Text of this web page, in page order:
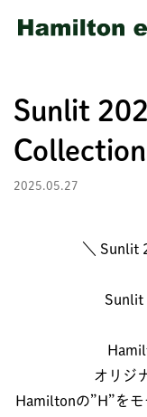
Sunlit
Collection
2025.05.27
＼ Sunlit
Sunlit
オリジ
Hamiltonの”H”を